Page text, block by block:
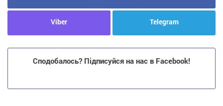
Viber Telegram
Сподобалось? Підписуйся на нас в Facebook!